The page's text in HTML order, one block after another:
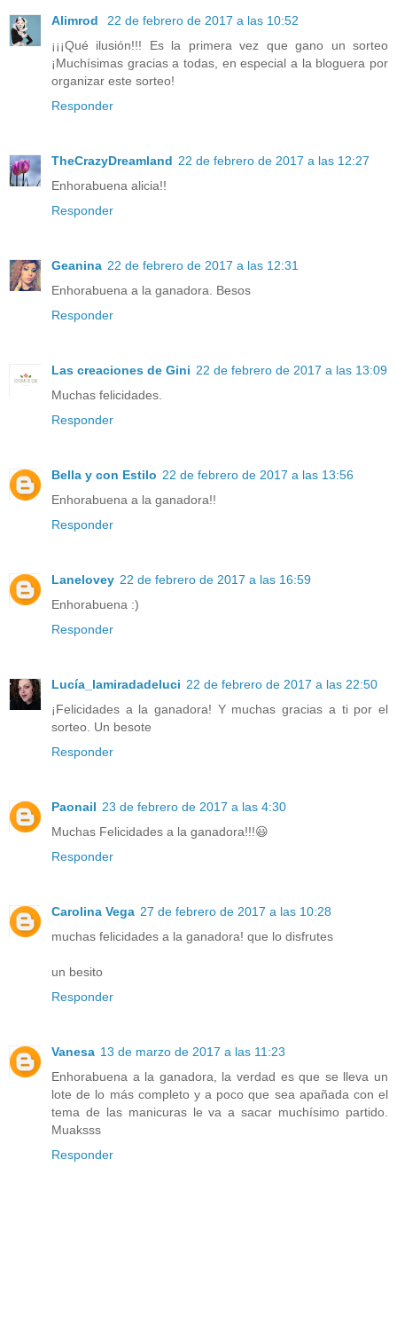
Alimrod
22 de febrero de 2017 a las 10:52
¡¡¡Qué ilusión!!! Es la primera vez que gano un sorteo
¡Muchísimas gracias a todas, en especial a la bloguera por
organizar este sorteo!
Responder
TheCrazyDreamland 22 de febrero de 2017 a las 12:27
Enhorabuena alicia!!
Responder
Geanina 22 de febrero de 2017 a las 12:31
Enhorabuena a la ganadora. Besos
Responder
Las creaciones de Gini 22 de febrero de 2017 a las 13:09
Muchas felicidades.
Responder
Bella y con Estilo 22 de febrero de 2017 a las 13:56
Enhorabuena a la ganadora!!
Responder
Lanelovey 22 de febrero de 2017 a las 16:59
Enhorabuena :)
Responder
Lucía_lamiradadeluci 22 de febrero de 2017 a las 22:50
¡Felicidades a la ganadora! Y muchas gracias a ti por el
sorteo. Un besote
Responder
Paonail 23 de febrero de 2017 a las 4:30
Muchas Felicidades a la ganadora!!!😃
Responder
Carolina Vega 27 de febrero de 2017 a las 10:28
muchas felicidades a la ganadora! que lo disfrutes
un besito
Responder
Vanesa 13 de marzo de 2017 a las 11:23
Enhorabuena a la ganadora, la verdad es que se lleva un
lote de lo más completo y a poco que sea apañada con el
tema de las manicuras le va a sacar muchísimo partido.
Muaksss
Responder